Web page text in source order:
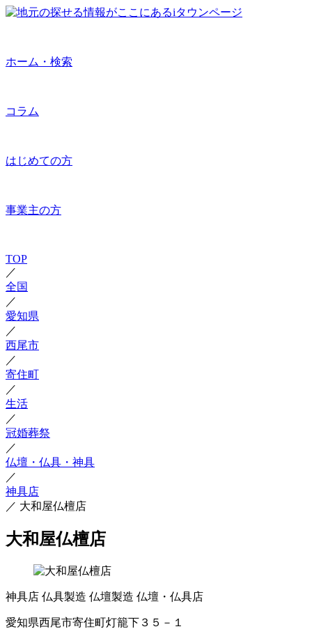
ホーム・検索
コラム
はじめての方
事業主の方
TOP
／
全国
／
愛知県
／
西尾市
／
寄住町
／
生活
／
冠婚葬祭
／
仏壇・仏具・神具
／
神具店
／ 大和屋仏檀店
大和屋仏檀店
神具店 仏具製造 仏壇製造 仏壇・仏具店
愛知県西尾市寄住町灯籠下３５－１